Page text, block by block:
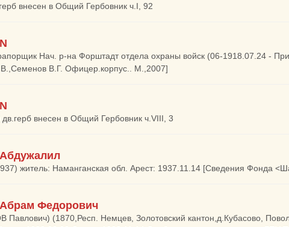
внесен в Общий Гербовник ч.I, 92
Нач. р-на Форштадт отдела охраны войск (06-1918.07.24 -
В.Г. Офицер.корпус.. М.,2007]
внесен в Общий Гербовник ч.VIII, 3
житель: Наманганская обл. Арест: 1937.11.14 [Сведения Фонда
Федорович
Павлович) (1870,Респ. Немцев, Золотовский кантон,д.Кубасово,